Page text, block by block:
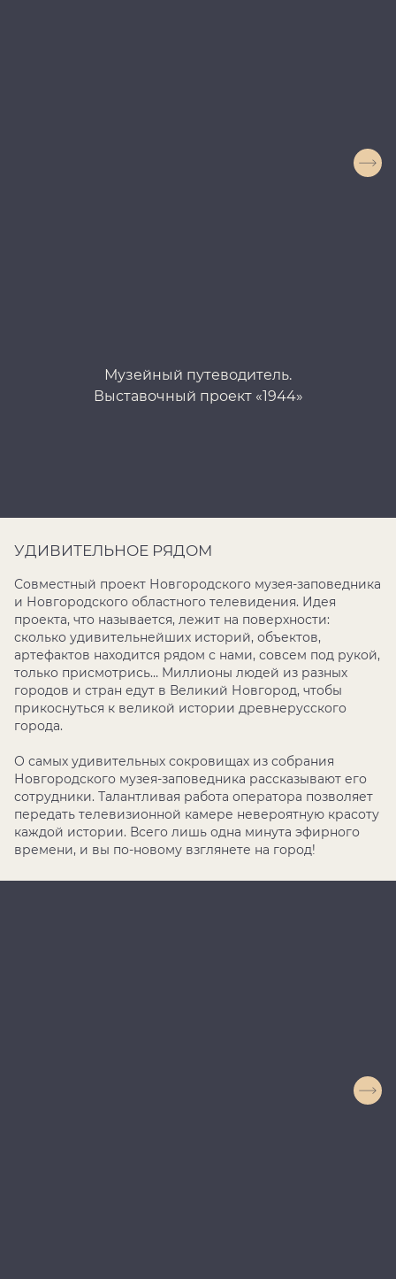
Музейный путеводитель.
Выставочный проект «1944»
УДИВИТЕЛЬНОЕ РЯДОМ
Совместный проект Новгородского музея-заповедника
и Новгородского областного телевидения. Идея
проекта, что называется, лежит на поверхности:
сколько удивительнейших историй, объектов,
артефактов находится рядом с нами, совсем под рукой,
только присмотрись… Миллионы людей из разных
городов и стран едут в Великий Новгород, чтобы
прикоснуться к великой истории древнерусского
города.
О самых удивительных сокровищах из собрания
Новгородского музея-заповедника рассказывают его
сотрудники. Талантливая работа оператора позволяет
передать телевизионной камере невероятную красоту
каждой истории. Всего лишь одна минута эфирного
времени, и вы по-новому взглянете на город!